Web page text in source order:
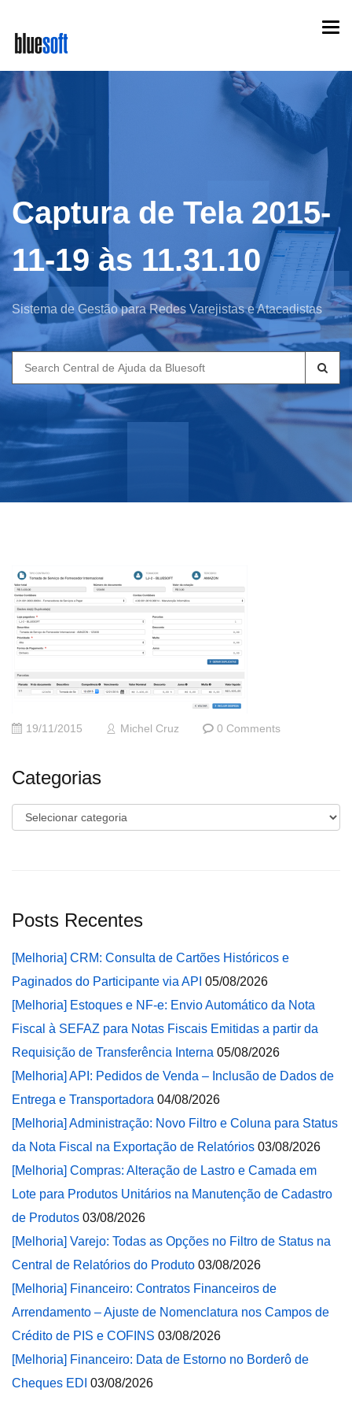
main
content
Captura de Tela 2015-
11-19 às 11.31.10
Sistema de Gestão para Redes Varejistas e Atacadistas
Search
for:
19/11/2015 Michel Cruz 0 Comments
Categorias
Categorias
Posts Recentes
[Melhoria] CRM: Consulta de Cartões Históricos e
Paginados do Participante via API 05/08/2026
[Melhoria] Estoques e NF-e: Envio Automático da Nota
Fiscal à SEFAZ para Notas Fiscais Emitidas a partir da
Requisição de Transferência Interna 05/08/2026
[Melhoria] API: Pedidos de Venda – Inclusão de Dados de
Entrega e Transportadora 04/08/2026
[Melhoria] Administração: Novo Filtro e Coluna para Status
da Nota Fiscal na Exportação de Relatórios 03/08/2026
[Melhoria] Compras: Alteração de Lastro e Camada em
Lote para Produtos Unitários na Manutenção de Cadastro
de Produtos 03/08/2026
[Melhoria] Varejo: Todas as Opções no Filtro de Status na
Central de Relatórios do Produto 03/08/2026
[Melhoria] Financeiro: Contratos Financeiros de
Arrendamento – Ajuste de Nomenclatura nos Campos de
Crédito de PIS e COFINS 03/08/2026
[Melhoria] Financeiro: Data de Estorno no Borderô de
Cheques EDI 03/08/2026